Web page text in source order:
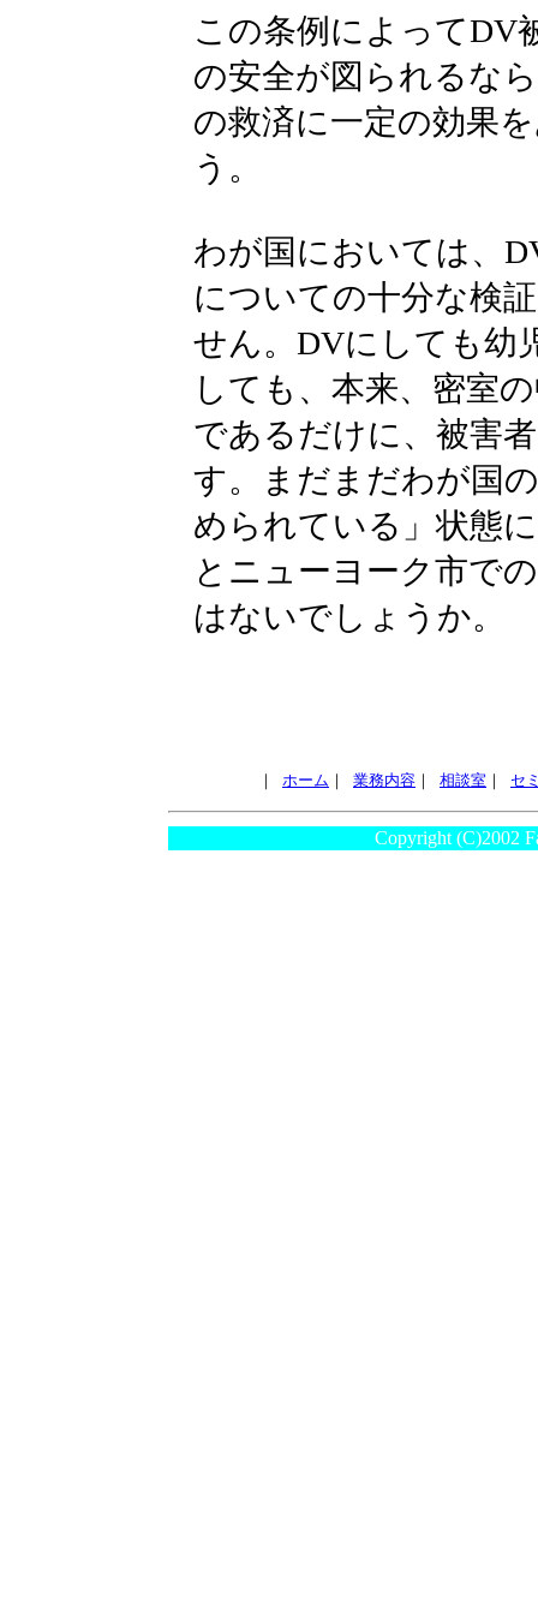
この条例によってDV
の安全が図られるな
の救済に一定の効果
う。
わが国においては、
についての十分な検
せん。DVにしても幼
しても、本来、密室
であるだけに、被害
す。まだまだわが国
められている」状態
とニューヨーク市で
はないでしょうか。
｜ ホーム ｜ 業務内容 ｜ 相談室 ｜ セ
Copyright (C)2002